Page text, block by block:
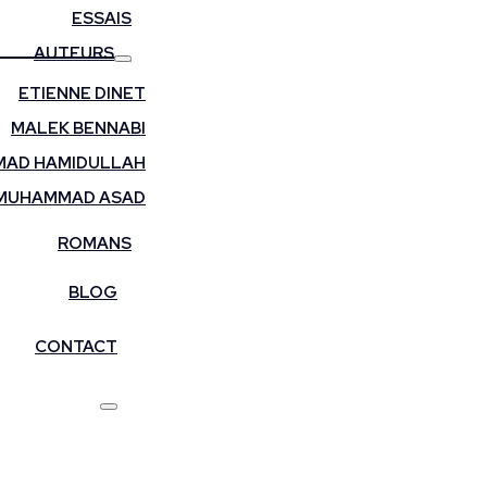
ESSAIS
AUTEURS
ETIENNE DINET
MALEK BENNABI
HAMIDULLAH
ASAD
ROMANS
BLOG
CONTACT